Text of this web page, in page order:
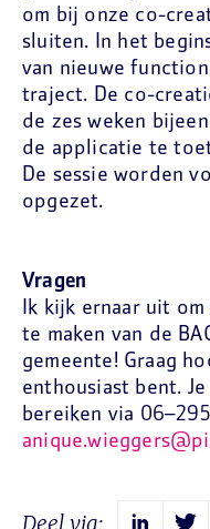
om bij onze co-
sluiten. In het
van nieuwe
traject. De co-
de zes weken
de applicatie te
De sessie worden
opgezet.
Vragen
Ik kijk ernaar uit
te maken van de
gemeente! Graag
enthousiast bent.
bereiken via
Deel via: